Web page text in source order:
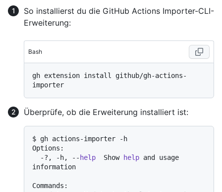
So installierst du die GitHub Actions Importer-CLI-
Erweiterung:
Bash
gh extension install github/gh-actions-
Überprüfe, ob die Erweiterung installiert ist:
$ gh actions-importer -h
Options:
  -?, -h, --
help
  Show
help and usage
information
Commands: